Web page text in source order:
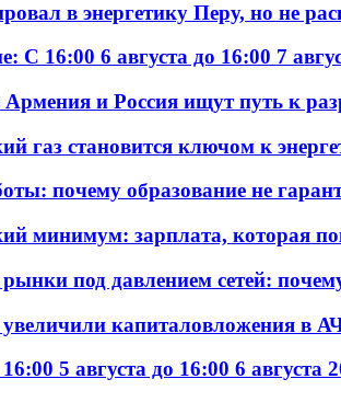
в энергетику Перу, но не
С 16:00 6 августа до 16:00 7
и Россия ищут путь к
газ становится ключом к
почему образование не
минимум: зарплата, которая
под давлением сетей:
капиталовложения в
5 августа до 16:00 6 августа